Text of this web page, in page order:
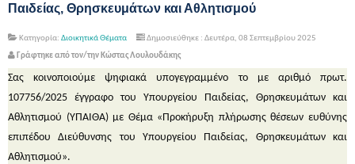
Παιδείας, Θρησκευμάτων και Αθλητισμού
Κατηγορία: Διοικητικά Θέματα
Δημοσιεύθηκε : Δευτέρα, 08 Σεπτεμβρίου 2025
Γράφτηκε από τον/την Κώστας Λουλουδάκης
Σας κοινοποιούμε ψηφιακά υπογεγραμμένο το με αριθμό πρωτ.
107756/2025 έγγραφο του Υπουργείου Παιδείας, Θρησκευμάτων και
Αθλητισμού (ΥΠΑΙΘΑ) με Θέμα «Προκήρυξη πλήρωσης θέσεων ευθύνης
επιπέδου Διεύθυνσης του Υπουργείου Παιδείας, Θρησκευμάτων και
Αθλητισμού».